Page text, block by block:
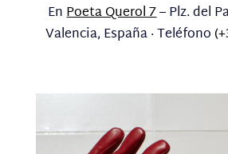
EnPoeta Querol 7– Plz. del
Valencia, España · Teléfono